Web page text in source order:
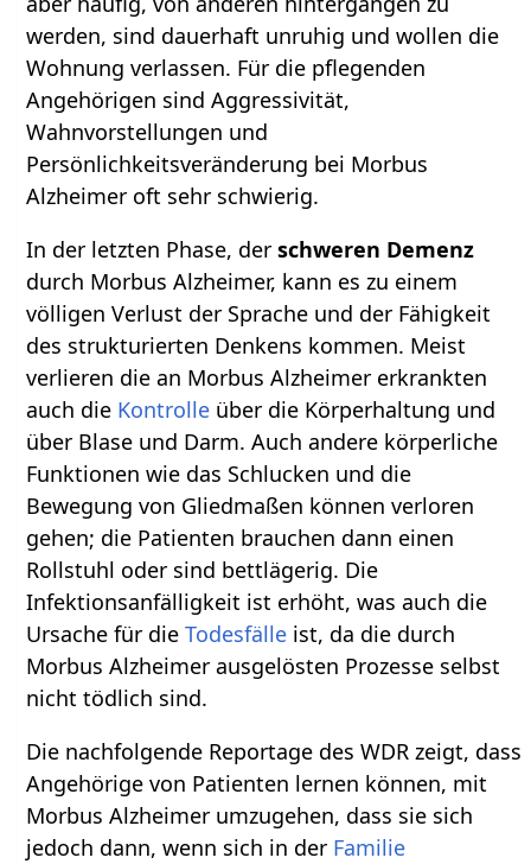
werden, sind dauerhaft unruhig und wollen die
Wohnung verlassen. Für die pflegenden
Angehörigen sind Aggressivität,
Wahnvorstellungen und
Persönlichkeitsveränderung bei Morbus
Alzheimer oft sehr schwierig.
In der letzten Phase, derschweren Demenz
durch Morbus Alzheimer, kann es zu einem
völligen Verlust der Sprache und der Fähigkeit
des strukturierten Denkens kommen. Meist
verlieren die an Morbus Alzheimer erkrankten
auch die Kontrolle über die Körperhaltung und
über Blase und Darm. Auch andere körperliche
Funktionen wie das Schlucken und die
Bewegung von Gliedmaßen können verloren
gehen; die Patienten brauchen dann einen
Rollstuhl oder sind bettlägerig. Die
Infektionsanfälligkeit ist erhöht, was auch die
Ursache für dieTodesfälle ist, da die durch
Morbus Alzheimer ausgelösten Prozesse selbst
nicht tödlich sind.
Die nachfolgende Reportage des WDR zeigt, dass
Angehörige von Patienten lernen können, mit
Morbus Alzheimer umzugehen, dass sie sich
jedoch dann, wenn sich in der Familie